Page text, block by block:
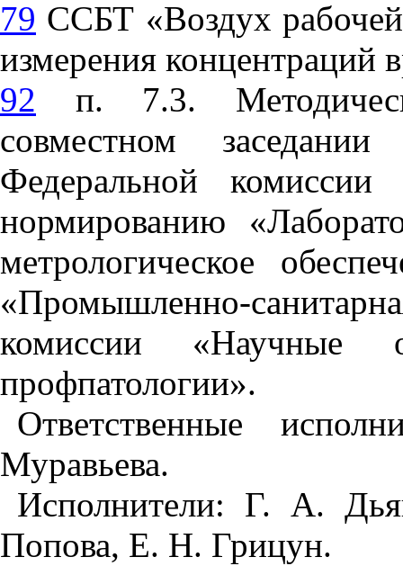
79 ССБТ «Воздух
измерения концентраций
92 п. 7.3.
совместном
Федеральной комиссии
нормированию
метрологическое
«Промышленно-
комиссии
профпатологии».
Ответственные
Муравьева.
Исполнители: Г. А.
Попова, Е. Н. Грицун.